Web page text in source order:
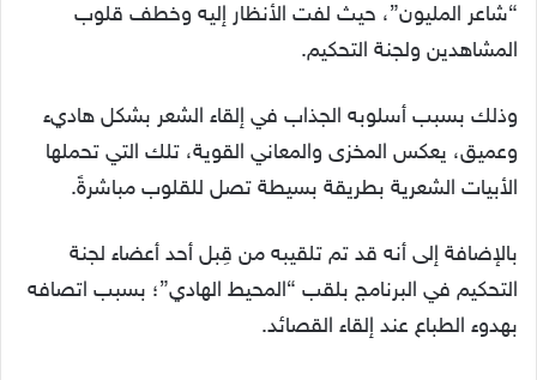
“شاعر المليون”، حيث لفت الأنظار إليه وخطف قلوب
المشاهدين ولجنة التحكيم.
وذلك بسبب أسلوبه الجذاب في إلقاء الشعر بشكل هاديء
وعميق، يعكس المخزى والمعاني القوية، تلك التي تحملها
الأبيات الشعرية بطريقة بسيطة تصل للقلوب مباشرةً.
بالإضافة إلى أنه قد تم تلقيبه من قِبل أحد أعضاء لجنة
التحكيم في البرنامج بلقب “المحيط الهادي”؛ بسبب اتصافه
بهدوء الطباع عند إلقاء القصائد.